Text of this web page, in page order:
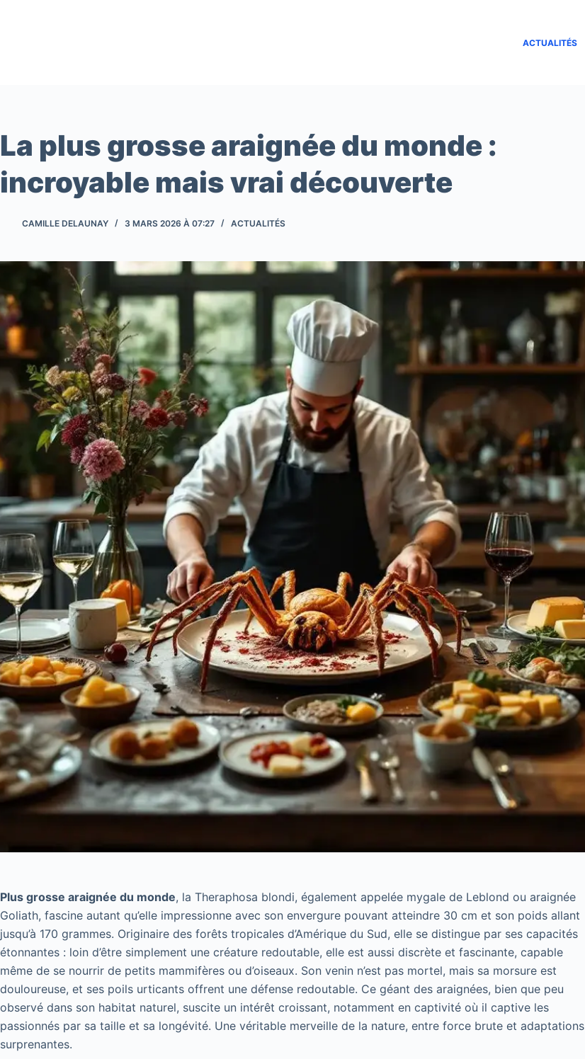
ACTUALITÉS
La plus grosse araignée du monde :
incroyable mais vrai découverte
CAMILLE DELAUNAY 3 MARS 2026 À 07:27 ACTUALITÉS
Plus grosse araignée du monde, la Theraphosa blondi, également appelée mygale de Leblond ou araignée
Goliath, fascine autant qu’elle impressionne avec son envergure pouvant atteindre 30 cm et son poids allant
jusqu’à 170 grammes. Originaire des forêts tropicales d’Amérique du Sud, elle se distingue par ses capacités
étonnantes : loin d’être simplement une créature redoutable, elle est aussi discrète et fascinante, capable
même de se nourrir de petits mammifères ou d’oiseaux. Son venin n’est pas mortel, mais sa morsure est
douloureuse, et ses poils urticants offrent une défense redoutable. Ce géant des araignées, bien que peu
observé dans son habitat naturel, suscite un intérêt croissant, notamment en captivité où il captive les
passionnés par sa taille et sa longévité. Une véritable merveille de la nature, entre force brute et adaptations
surprenantes.